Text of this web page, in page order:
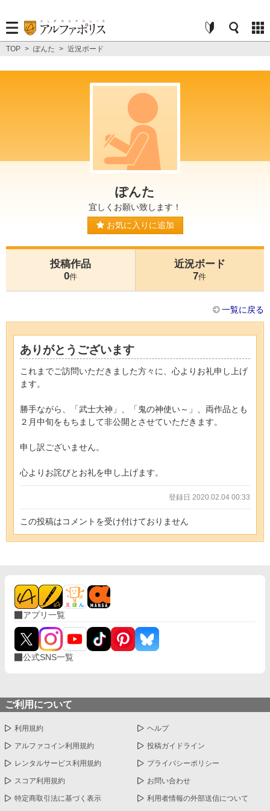
TOP > ぽんた > 近況ボード
ぽんた
宜しくお願い致します！
お気に入りに追加
投稿作品
0件
近況ボード
7件
一覧に戻る
ありがとうございます
これまでご訪問いただきました方々に、心よりお礼申し上げ
ます。
勝手ながら、「武士大神」、「鬼の神使い～」、両作品とも
２月中旬をもちまして非公開とさせていただきます。
申し訳ございません。
心よりお詫びとお礼を申し上げます。
登録日 2020.02.04 00:33
この投稿はコメントを受け付けておりません
アプリ一覧
公式SNS一覧
ご利用について
利用規約 ヘルプ
アルファコイン利用規約 投稿ガイドライン
レンタルサービス利用規約 プライバシーポリシー
スコア利用規約 お問い合わせ
特定商取引法に基づく表示 利用者情報の外部送信について